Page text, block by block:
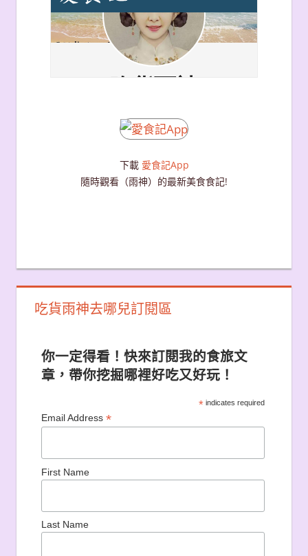
下載 愛食記App
隨時觀看（雨神）的最新美食食記!
吃貨雨神去哪兒訂閱區
你一定得看！快來訂閱我的食旅文
章，帶你挖掘哪裡好吃又好玩！
*indicates required
Email Address *
First Name
Last Name